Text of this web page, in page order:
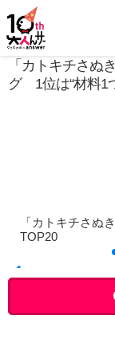
「カトキチさぬ
グ 1位は“材料1
「カトキチさぬ
TOP20